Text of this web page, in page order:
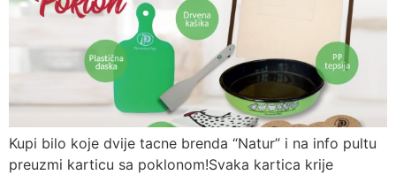
Kupi bilo koje dvije tacne brenda “Natur” i na info pultu
preuzmi karticu sa poklonom!Svaka kartica krije